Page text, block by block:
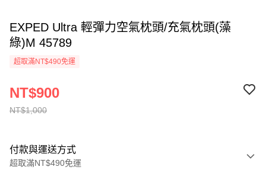
EXPED Ultra 輕彈力空氣枕頭/充氣枕頭(藻
綠)M 45789
超取滿NT$490免運
NT$1,000
NT$900
付款與運送方式
超取滿NT$490免運